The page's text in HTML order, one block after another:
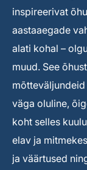
inspireerivat
aastaaegade
alati kohal –
muud. See
väga oluline,
koht selles
elav ja
ja väärtused